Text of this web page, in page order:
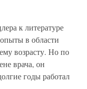
к литературе
в области
возрасту. Но по
врача, он
годы работал